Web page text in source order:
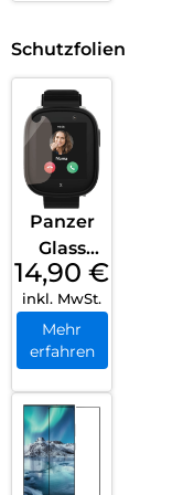
Transpa
Schutzfolien
Panzer
Glass
Displays
chutz
Xplora
X6 Play
rent
14,90 €
inkl. MwSt.
Mehr
erfahren